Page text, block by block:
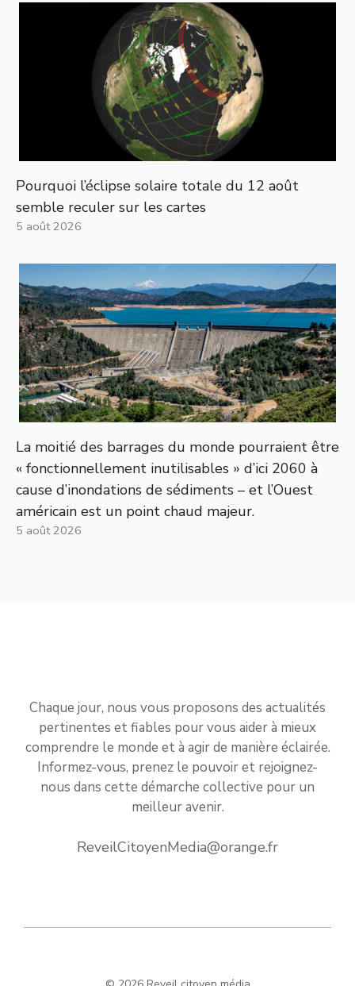
Pourquoi l’éclipse solaire totale du 12 août
semble reculer sur les cartes
5 août 2026
La moitié des barrages du monde pourraient être
« fonctionnellement inutilisables » d’ici 2060 à
cause d’inondations de sédiments – et l’Ouest
américain est un point chaud majeur.
5 août 2026
Chaque jour, nous vous proposons des actualités
pertinentes et fiables pour vous aider à mieux
comprendre le monde et à agir de manière éclairée.
Informez-vous, prenez le pouvoir et rejoignez-
nous dans cette démarche collective pour un
meilleur avenir.
ReveilCitoyenMedia@orange.fr